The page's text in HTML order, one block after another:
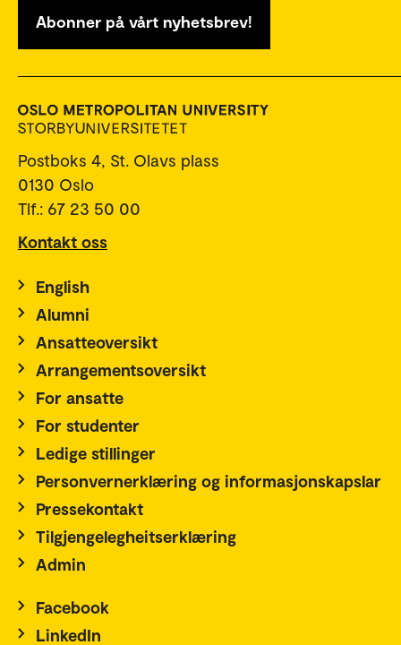
Abonner på vårt nyhetsbrev!
Postboks 4, St. Olavs plass
0130 Oslo
Tlf.: 67 23 50 00
Kontakt oss
English
Alumni
Ansatteoversikt
Arrangementsoversikt
For ansatte
For studenter
Ledige stillinger
Personvernerklæring og informasjonskapslar
Pressekontakt
Tilgjengelegheitserklæring
Admin
Facebook
LinkedIn